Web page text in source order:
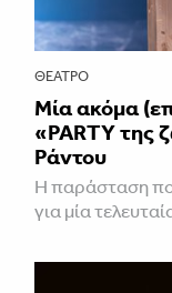
ΘΈΑΤΡΟ
Μία ακόμα
«PARTY της
Ράντου
Η παράσταση
για μία